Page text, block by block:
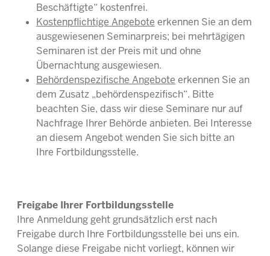
Beschäftigte“ kostenfrei.
Kostenpflichtige Angebote erkennen Sie an dem
ausgewiesenen Seminarpreis; bei mehrtägigen
Seminaren ist der Preis mit und ohne
Übernachtung ausgewiesen.
Behördenspezifische Angebote erkennen Sie an
dem Zusatz „behördenspezifisch“. Bitte
beachten Sie, dass wir diese Seminare nur auf
Nachfrage Ihrer Behörde anbieten. Bei Interesse
an diesem Angebot wenden Sie sich bitte an
Ihre Fortbildungsstelle.
Freigabe Ihrer Fortbildungsstelle
Ihre Anmeldung geht grundsätzlich erst nach
Freigabe durch Ihre Fortbildungsstelle bei uns ein.
Solange diese Freigabe nicht vorliegt, können wir